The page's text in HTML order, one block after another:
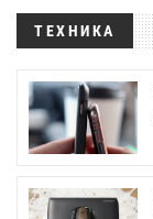
ТЕХНИКА